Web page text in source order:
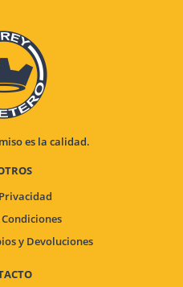
es la calidad.
y Devoluciones